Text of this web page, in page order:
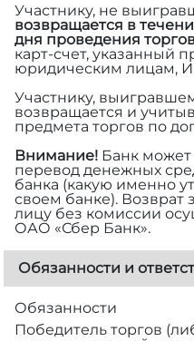
Участнику, не
возвращается в
дня проведения
карт-счет, указанный
юридическим лицам,
Участнику,
возвращается и
предмета торгов по
Внимание! Банк может
перевод денежных
банка (какую именно
своем банке). Возврат
лицу без комиссии
ОАО «Сбер Банк».
Обязанности и
Обязанности
Победитель торгов